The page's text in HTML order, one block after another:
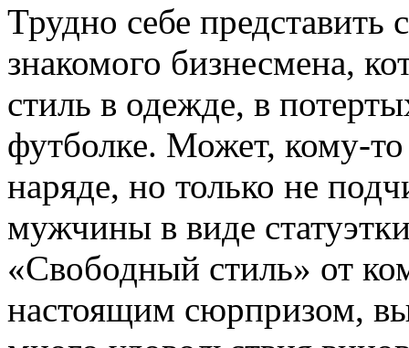
Трудно себе представить
знакомого бизнесмена,
стиль в одежде, в
футболке. Может, кому-то
наряде, но только не
мужчины в виде
«Свободный стиль» от
настоящим сюрпризом,